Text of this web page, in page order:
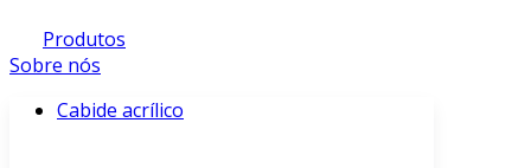
Produtos
Sobre nós
Cabide acrílico